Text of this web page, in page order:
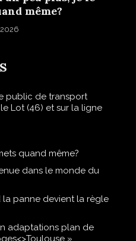
même?
public de transport
Lot (46) et sur la ligne
quand même?
dans le monde du
la panne devient la règle
adaptations plan de
» …